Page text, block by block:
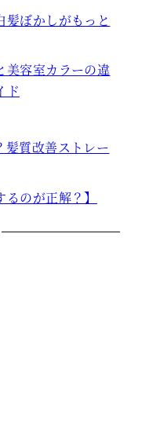
髪ぼかしがもっと
美容室カラーの違
ド
髪質改善ストレー
のが正解？】